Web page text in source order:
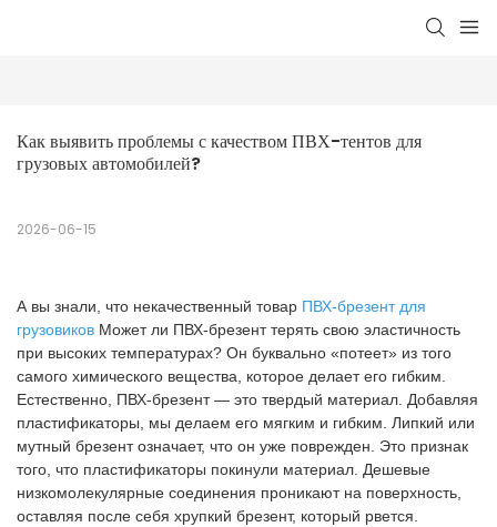
Как выявить проблемы с качеством ПВХ-тентов для
грузовых автомобилей?
2026-06-15
А вы знали, что некачественный товар ПВХ-брезент для
грузовиков Может ли ПВХ-брезент терять свою эластичность
при высоких температурах? Он буквально «потеет» из того
самого химического вещества, которое делает его гибким.
Естественно, ПВХ-брезент — это твердый материал. Добавляя
пластификаторы, мы делаем его мягким и гибким. Липкий или
мутный брезент означает, что он уже поврежден. Это признак
того, что пластификаторы покинули материал. Дешевые
низкомолекулярные соединения проникают на поверхность,
оставляя после себя хрупкий брезент, который рвется.